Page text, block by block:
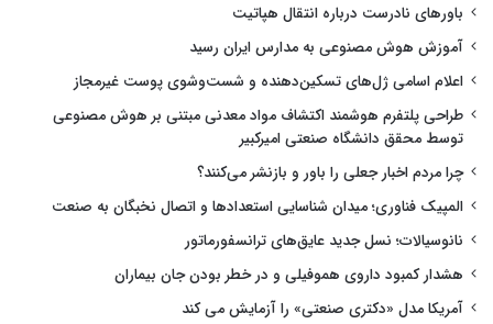
باورهای نادرست درباره انتقال هپاتیت
آموزش هوش مصنوعی به مدارس ایران رسید
اعلام اسامی ژل‌های تسکین‌دهنده و شست‌وشوی پوست غیرمجاز
طراحی پلتفرم هوشمند اکتشاف مواد معدنی مبتنی بر هوش مصنوعی
توسط محقق دانشگاه صنعتی امیرکبیر
چرا مردم اخبار جعلی را باور و بازنشر می‌کنند؟
المپیک فناوری؛ میدان شناسایی استعدادها و اتصال نخبگان به صنعت
نانوسیالات؛ نسل جدید عایق‌های ترانسفورماتور
هشدار کمبود داروی هموفیلی و در خطر بودن جان بیماران
آمریکا مدل «دکتری صنعتی» را آزمایش می کند